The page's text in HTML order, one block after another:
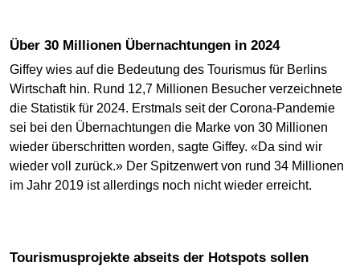
Über 30 Millionen Übernachtungen in 2024
Giffey wies auf die Bedeutung des Tourismus für Berlins
Wirtschaft hin. Rund 12,7 Millionen Besucher verzeichnete
die Statistik für 2024. Erstmals seit der Corona-Pandemie
sei bei den Übernachtungen die Marke von 30 Millionen
wieder überschritten worden, sagte Giffey. «Da sind wir
wieder voll zurück.» Der Spitzenwert von rund 34 Millionen
im Jahr 2019 ist allerdings noch nicht wieder erreicht.
Tourismusprojekte abseits der Hotspots sollen